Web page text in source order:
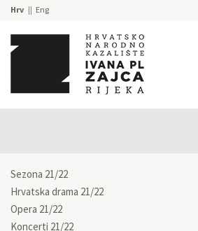
Hrv Eng
Sezona 21/22
Hrvatska drama 21/22
Opera 21/22
Koncerti 21/22